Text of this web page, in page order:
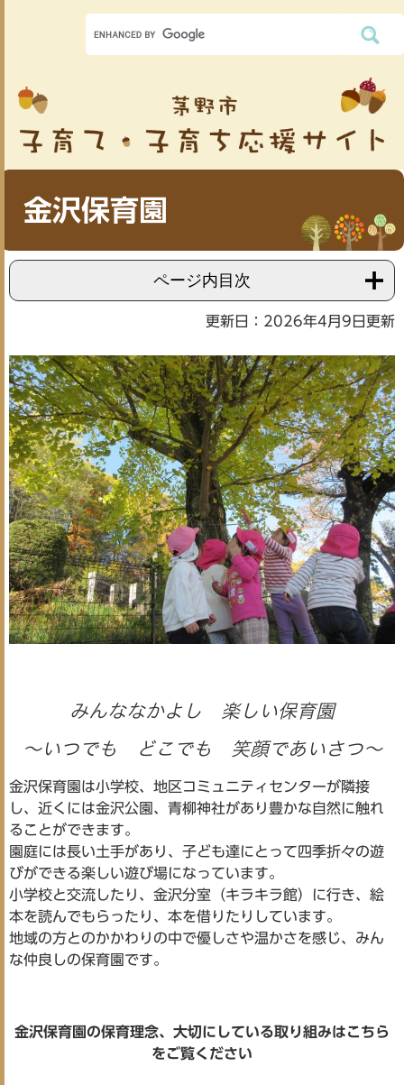
金沢保育園
ページ内目次
更新日：2026年4月9日更新
みんななかよし 楽しい保育園
～いつでも どこでも 笑顔であいさつ～
金沢保育園は小学校、地区コミュニティセンターが隣接
し、近くには金沢公園、青柳神社があり豊かな自然に触れ
ることができます。
園庭には長い土手があり、子ども達にとって四季折々の遊
びができる楽しい遊び場になっています。
小学校と交流したり、金沢分室（キラキラ館）に行き、絵
本を読んでもらったり、本を借りたりしています。
地域の方とのかかわりの中で優しさや温かさを感じ、みん
な仲良しの保育園です。
金沢保育園の保育理念、大切にしている取り組みはこちら
をご覧ください